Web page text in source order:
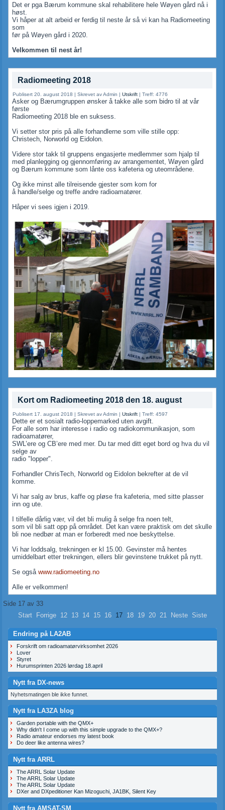
Det er pga Bærum kommune skal rehabilitere hele Wøyen gård nå i
høst.
Vi håper at alt arbeid er ferdig til neste år så vi kan ha Radiomeeting
som
før på Wøyen gård i 2020.
Velkommen til nest år!
Radiomeeting 2018
Publisert 20. august 2018 |Skrevet av Admin |Utskrift |Treff: 4776
Asker og Bærumgruppen ønsker å takke alle som bidro til at vår
første
Radiomeeting 2018 ble en suksess.
Vi setter stor pris på alle forhandlerne som ville stille opp:
Christech, Norworld og Eidolon.
Videre stor takk til gruppens engasjerte medlemmer som hjalp til
med planlegging og gjennomføring av arrangementet, Wøyen gård
og Bærum kommune som lånte oss kafeteria og uteområdene.
Og ikke minst alle tilreisende gjester som kom for
å handle/selge og treffe andre radioamatører.
Håper vi sees igjen i 2019.
Kort om Radiomeeting 2018 den 18. august
Publisert 17. august 2018 |Skrevet av Admin |Utskrift |Treff: 4597
Dette er et sosialt radio-loppemarked uten avgift.
For alle som har interesse i radio og radiokommunikasjon, som
radioamatører,
SWL’ere og CB’ere med mer. Du tar med ditt eget bord og hva du vil
selge av
radio "lopper".
Forhandler ChrisTech, Norworld og Eidolon bekrefter at de vil
komme.
Vi har salg av brus, kaffe og pløse fra kafeteria, med sitte plasser
inn og ute.
I tilfelle dårlig vær, vil det bli mulig å selge fra noen telt,
som vil bli satt opp på området. Det kan være praktisk om det skulle
bli noe nedbør at man er forberedt med noe beskyttelse.
Vi har loddsalg, trekningen er kl 15.00. Gevinster må hentes
umiddelbart etter trekningen, ellers blir gevinstene trukket på nytt.
Se ogsåwww.radiomeeting.no
Alle er velkommen!
Side 17 av 33
Start
Forrige 12 13 14 15 16 17 18 19 20 21 Neste Siste
Endring på LA2AB
Forskrift om radioamatørvirksomhet 2026
Lover
Styret
Hurumsprinten 2026 lørdag 18.april
Nytt fra DX-news
Nyhetsmatingen ble ikke funnet.
Nytt fra LA3ZA blog
Garden portable with the QMX+
Why didn't I come up with this simple upgrade to the QMX+?
Radio amateur endorses my latest book
Do deer like antenna wires?
Nytt fra ARRL
The ARRL Solar Update
The ARRL Solar Update
The ARRL Solar Update
DXer and DXpeditioner Kan Mizoguchi, JA1BK, Silent Key
Nytt fra AMSAT-SM